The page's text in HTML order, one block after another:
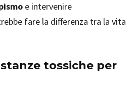
e intervenire
fare la differenza tra la vita
tossiche per